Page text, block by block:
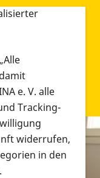
e. V. alle
Tracking-
widerrufen,
in den